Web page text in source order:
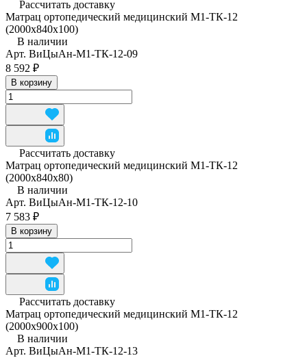
Рассчитать доставку
Матрац ортопедический медицинский М1-ТК-12
(2000x840x100)
В наличии
Арт. ВиЦыАн-М1-ТК-12-09
8 592 ₽
В корзину
Рассчитать доставку
Матрац ортопедический медицинский М1-ТК-12
(2000x840x80)
В наличии
Арт. ВиЦыАн-М1-ТК-12-10
7 583 ₽
В корзину
Рассчитать доставку
Матрац ортопедический медицинский М1-ТК-12
(2000x900x100)
В наличии
Арт. ВиЦыАн-М1-ТК-12-13